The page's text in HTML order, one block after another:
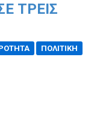
ΤΡΕΙΣ
ΠΟΛΙΤΙΚΗ